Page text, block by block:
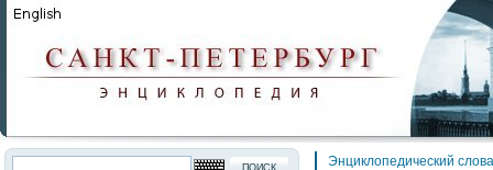
Энциклопедический